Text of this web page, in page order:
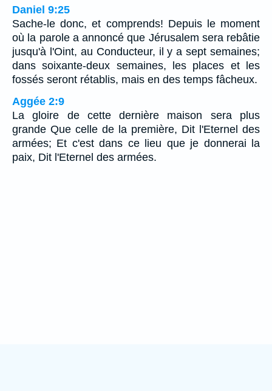
Daniel 9:25
Sache-le donc, et comprends! Depuis le moment
où la parole a annoncé que Jérusalem sera rebâtie
jusqu'à l'Oint, au Conducteur, il y a sept semaines;
dans soixante-deux semaines, les places et les
fossés seront rétablis, mais en des temps fâcheux.
Aggée 2:9
La gloire de cette dernière maison sera plus
grande Que celle de la première, Dit l'Eternel des
armées; Et c'est dans ce lieu que je donnerai la
paix, Dit l'Eternel des armées.